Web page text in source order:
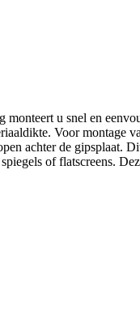
u snel en
Voor montage
achter de gipsplaat.
of flatscreens.